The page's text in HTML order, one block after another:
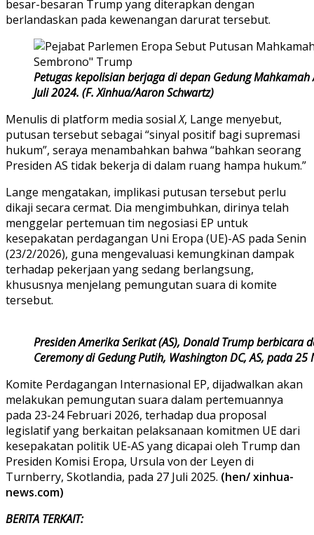
besar-besaran Trump yang diterapkan dengan
berlandaskan pada kewenangan darurat tersebut.
Petugas kepolisian berjaga di depan Gedung Mahkamah
Juli 2024. (F. Xinhua/Aaron Schwartz)
Menulis di platform media sosialX, Lange menyebut,
putusan tersebut sebagai “sinyal positif bagi supremasi
hukum”, seraya menambahkan bahwa “bahkan seorang
Presiden AS tidak bekerja di dalam ruang hampa hukum.”
Lange mengatakan, implikasi putusan tersebut perlu
dikaji secara cermat. Dia mengimbuhkan, dirinya telah
menggelar pertemuan tim negosiasi EP untuk
kesepakatan perdagangan Uni Eropa (UE)-AS pada Senin
(23/2/2026), guna mengevaluasi kemungkinan dampak
terhadap pekerjaan yang sedang berlangsung,
khususnya menjelang pemungutan suara di komite
tersebut.
Presiden Amerika Serikat (AS), Donald Trump
Ceremony di Gedung Putih, Washington DC, AS, pada
Komite Perdagangan Internasional EP, dijadwalkan akan
melakukan pemungutan suara dalam pertemuannya
pada 23-24 Februari 2026, terhadap dua proposal
legislatif yang berkaitan pelaksanaan komitmen UE dari
kesepakatan politik UE-AS yang dicapai oleh Trump dan
Presiden Komisi Eropa, Ursula von der Leyen di
Turnberry, Skotlandia, pada 27 Juli 2025. (hen/ xinhua-
news.com)
BERITA TERKAIT: